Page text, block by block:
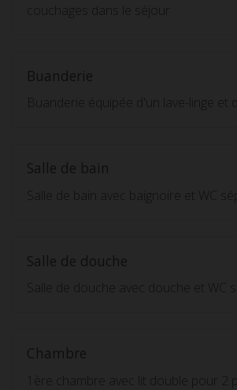
couchages dans le séjour
Buanderie
Buanderie équipée d'un lave-linge et
Salle de bain
Salle de bain avec baignoire et WC
Salle de douche
Salle de douche avec douche et WC
Chambre
1ère chambre avec lit double pour 2